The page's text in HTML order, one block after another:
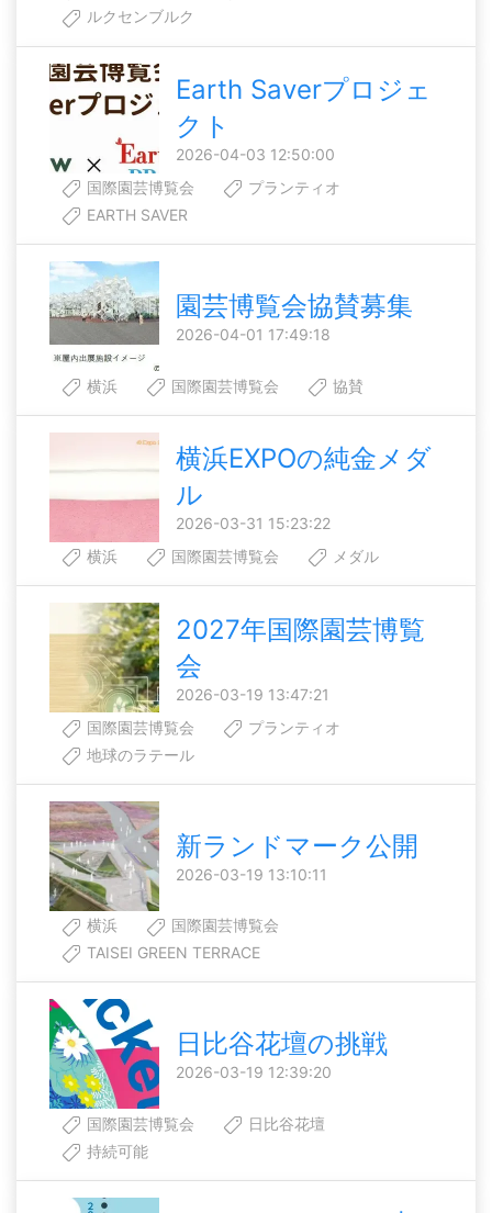
ルクセンブルク
Earth Saverプロジェ
クト
2026-04-03 12:50:00
国際園芸博覧会
プランティオ
EARTH SAVER
園芸博覧会協賛募集
2026-04-01 17:49:18
横浜 国際園芸博覧会 協賛
横浜EXPOの純金メダ
ル
2026-03-31 15:23:22
横浜
国際園芸博覧会 メダル
2027年国際園芸博覧
会
2026-03-19 13:47:21
国際園芸博覧会
プランティオ
地球のラテール
新ランドマーク公開
2026-03-19 13:10:11
横浜
国際園芸博覧会
TAISEI GREEN TERRACE
日比谷花壇の挑戦
2026-03-19 12:39:20
国際園芸博覧会
日比谷花壇
持続可能